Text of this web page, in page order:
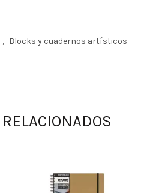
, Blocks y cuadernos artísticos